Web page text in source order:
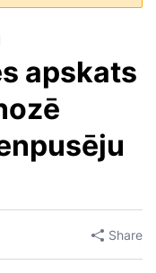
apskats
Share